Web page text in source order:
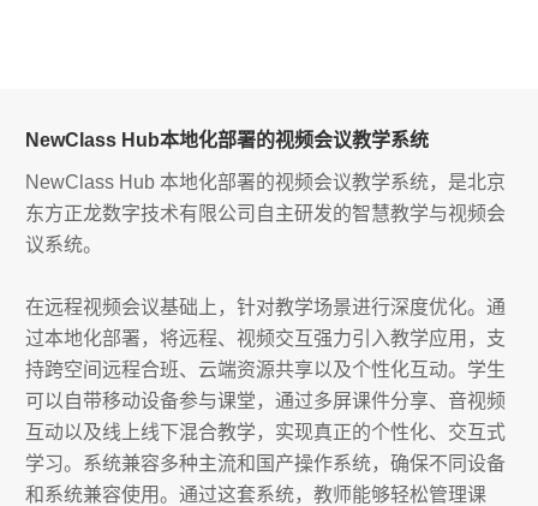
NewClass Hub本地化部署的视频会议教学系统
NewClass Hub 本地化部署的视频会议教学系统，是北京
东方正龙数字技术有限公司自主研发的智慧教学与视频会
议系统。
在远程视频会议基础上，针对教学场景进行深度优化。通
过本地化部署，将远程、视频交互强力引入教学应用，支
持跨空间远程合班、云端资源共享以及个性化互动。学生
可以自带移动设备参与课堂，通过多屏课件分享、音视频
互动以及线上线下混合教学，实现真正的个性化、交互式
学习。系统兼容多种主流和国产操作系统，确保不同设备
和系统兼容使用。通过这套系统，教师能够轻松管理课